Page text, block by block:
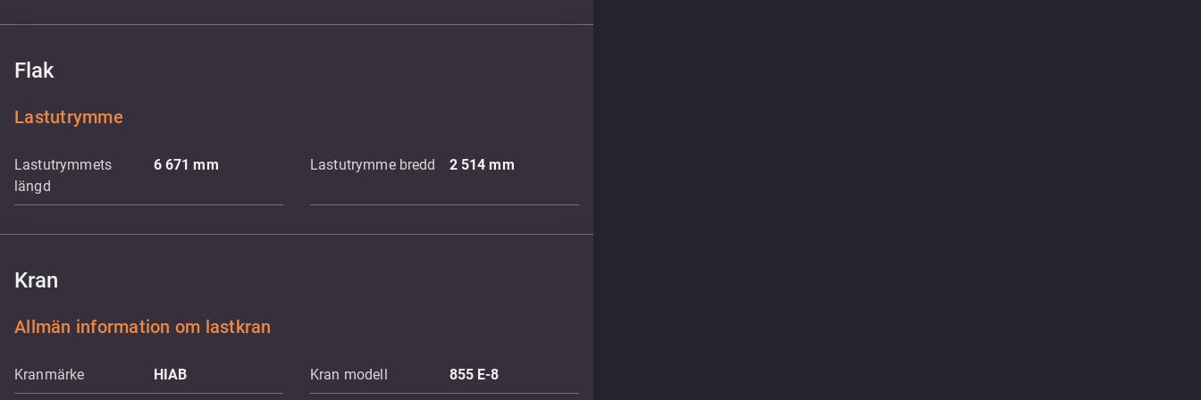
Flak
Lastutrymme
Lastutrymmets
längd
6 671mm Lastutrymme bredd 2 514mm
Kran
Allmän information om lastkran
Kranmärke HIAB Kran modell 855 E-8